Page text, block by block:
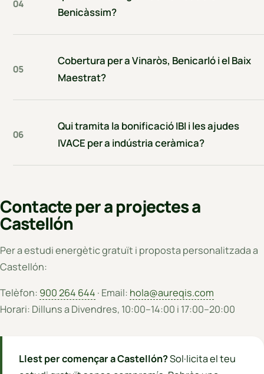
04
Benicàssim?
05
Cobertura per a Vinaròs, Benicarló i el Baix
Maestrat?
06
Qui tramita la bonificació IBI i les ajudes
IVACE per a indústria ceràmica?
Contacte per a projectes a
Castellón
Per a estudi energètic gratuït i proposta personalitzada a
Castellón:
Telèfon: 900 264 644 · Email: hola@aureqis.com
Horari: Dilluns a Divendres, 10:00–14:00 i 17:00–20:00
Llest per començar a Castellón?Sol·licita el teu